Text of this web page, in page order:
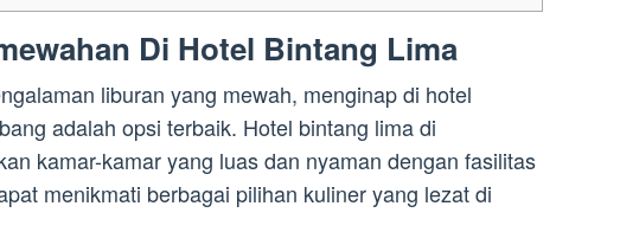
Di Hotel Bintang Lima
liburan yang mewah, menginap di hotel
adalah opsi terbaik. Hotel bintang lima di
kamar-kamar yang luas dan nyaman dengan fasilitas
menikmati berbagai pilihan kuliner yang lezat di